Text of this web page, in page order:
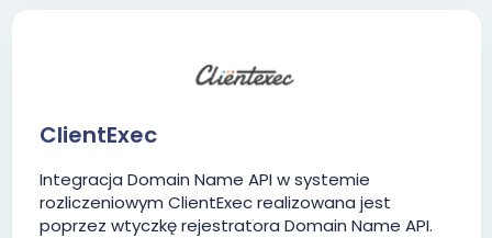
ClientExec
Integracja Domain Name API w systemie
rozliczeniowym ClientExec realizowana jest
poprzez wtyczkę rejestratora Domain Name API.